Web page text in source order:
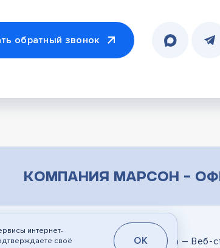
обратный звонок
Компания Марсон –
, г.Воронеж Создание сайта – Веб-
интернет-
своё
OK